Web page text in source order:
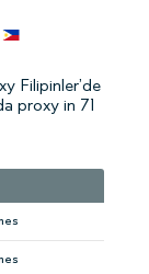
Filipinler’de
proxy in 71